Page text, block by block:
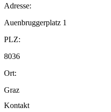
Adresse:
Auenbruggerplatz 1
PLZ:
8036
Ort:
Graz
Kontakt